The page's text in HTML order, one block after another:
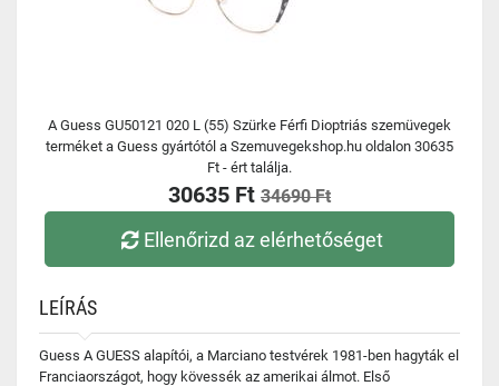
A Guess GU50121 020 L (55) Szürke Férfi Dioptriás szemüvegek
terméket a Guess gyártótól a Szemuvegekshop.hu oldalon 30635
Ft - ért találja.
30635 Ft 34690 Ft
Ellenőrizd az elérhetőséget
LEÍRÁS
Guess A GUESS alapítói, a Marciano testvérek 1981-ben hagyták el
Franciaországot, hogy kövessék az amerikai álmot. Első